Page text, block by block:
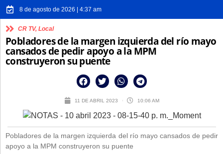
8 de agosto de 2026 | 4:37 am
CR TV, Local
Pobladores de la margen izquierda del río mayo
cansados de pedir apoyo a la MPM
construyeron su puente
11 DE ABRIL 2023 10:06 AM
Pobladores de la margen izquierda del río mayo cansados de pedir
apoyo a la MPM construyeron su puente